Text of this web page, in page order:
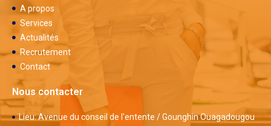
A propos
Services
Actualités
Recrutement
Contact
Nous contacter
Lieu: Avenue du conseil de l'entente / Gounghin Ouagadougou